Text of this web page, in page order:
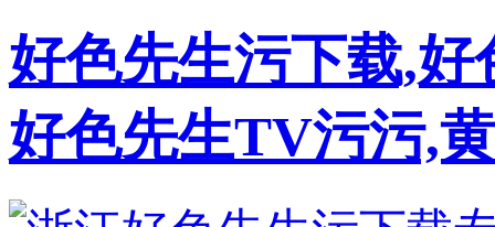
好色先生污下载,
好色先生TV污污,